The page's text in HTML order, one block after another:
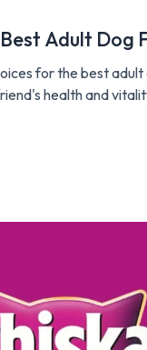
Adult Dog
for the best
health and